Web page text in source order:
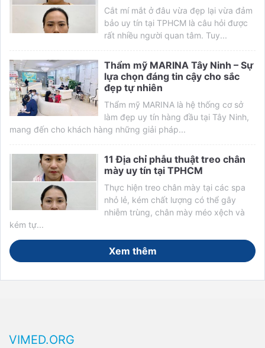
Cắt mí mắt ở đâu vừa đẹp lại vừa đảm
bảo uy tín tại TPHCM là câu hỏi được
rất nhiều người quan tâm. Tuy...
Thẩm mỹ MARINA Tây Ninh – Sự
lựa chọn đáng tin cậy cho sắc
đẹp tự nhiên
Thẩm mỹ MARINA là hệ thống cơ sở
làm đẹp uy tín hàng đầu tại Tây Ninh,
mang đến cho khách hàng những giải pháp...
11 Địa chỉ phẫu thuật treo chân
mày uy tín tại TPHCM
Thực hiện treo chân mày tại các spa
nhỏ lẻ, kém chất lượng có thể gây
nhiễm trùng, chân mày méo xệch và
kém tự...
Xem thêm
VIMED.ORG